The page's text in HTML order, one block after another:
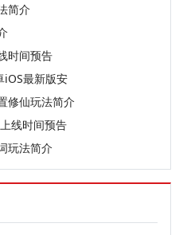
简介
时间预告
iOS最新版安
修仙玩法简介
线时间预告
玩法简介